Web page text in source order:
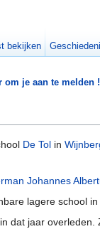
om je aan te melden !
De Tol in
Johannes
lagere school in
dat jaar overleden.
bekijken